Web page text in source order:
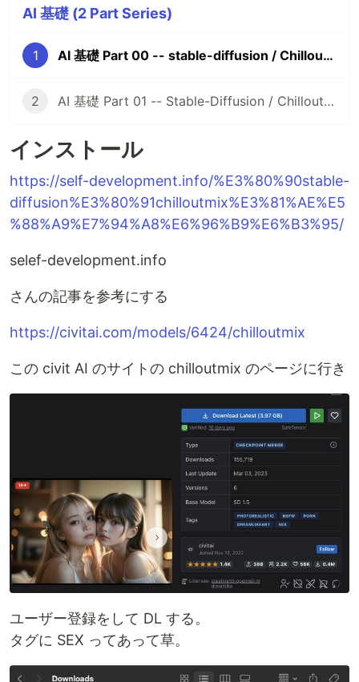
AI 基礎 (2 Part Series)
1 AI 基礎 Part 00 -- stable-diffusion / ChilloutMix を使って日本人美女の画像を作る
2 AI 基礎 Part 01 -- Stable-Diffusion / ChilloutMix でタコスを食べさせてオフショルを着せる
インストール
https://self-development.info/%E3%80%90stable-
diffusion%E3%80%91chilloutmix%E3%81%AE%E5
%88%A9%E7%94%A8%E6%96%B9%E6%B3%95/
selef-development.info
さんの記事を参考にする
https://civitai.com/models/6424/chilloutmix
この civit AI のサイトの chilloutmix のページに行き
ユーザー登録をして DL する。
タグに SEX ってあって草。